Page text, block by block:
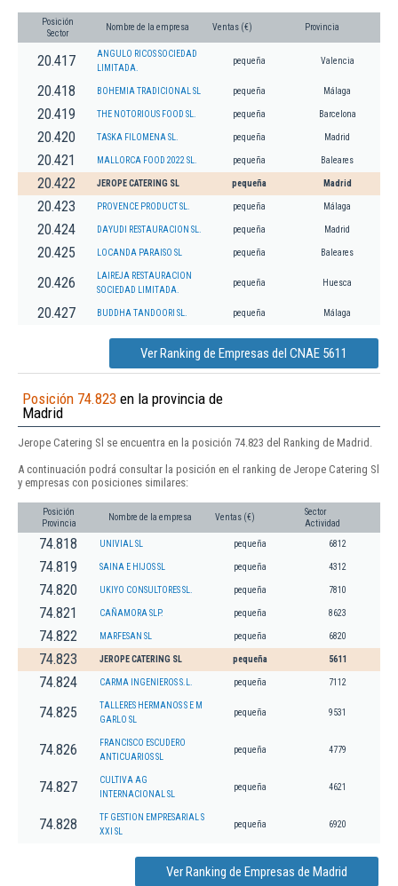
Posición
Sector
Nombre de la empresa Ventas (€) Provincia
20.417
ANGULO RICOS SOCIEDAD
LIMITADA.
pequeña Valencia
20.418 BOHEMIA TRADICIONAL SL pequeña Málaga
20.419 THE NOTORIOUS FOOD SL. pequeña Barcelona
20.420 TASKA FILOMENA SL. pequeña Madrid
20.421 MALLORCA FOOD 2022 SL. pequeña Baleares
20.422 JEROPE CATERING SL pequeña Madrid
20.423 PROVENCE PRODUCT SL. pequeña Málaga
20.424 DAYUDI RESTAURACION SL. pequeña Madrid
20.425 LOCANDA PARAISO SL pequeña Baleares
20.426
LAIREJA RESTAURACION
SOCIEDAD LIMITADA.
pequeña Huesca
20.427 BUDDHA TANDOORI SL. pequeña Málaga
Ver Ranking de Empresas del CNAE 5611
Posición 74.823 en la provincia de
Madrid
Jerope Catering Sl se encuentra en la posición 74.823 del Ranking de Madrid.
A continuación podrá consultar la posición en el ranking de Jerope Catering Sl
y empresas con posiciones similares:
Posición
Provincia
Nombre de la empresa Ventas (€)
Sector
Actividad
74.818 UNIVIAL SL pequeña 6812
74.819 SAINA E HIJOS SL pequeña 4312
74.820 UKIYO CONSULTORES SL. pequeña 7810
74.821 CAÑAMORA SLP. pequeña 8623
74.822 MARFESAN SL pequeña 6820
74.823 JEROPE CATERING SL pequeña 5611
74.824 CARMA INGENIEROS S.L. pequeña 7112
74.825
TALLERES HERMANOS S E M
GARLO SL
pequeña 9531
74.826
FRANCISCO ESCUDERO
ANTICUARIOS SL
pequeña 4779
74.827
CULTIVA AG
INTERNACIONAL SL
pequeña 4621
74.828
TF GESTION EMPRESARIAL S
XXI SL
pequeña 6920
Ver Ranking de Empresas de Madrid